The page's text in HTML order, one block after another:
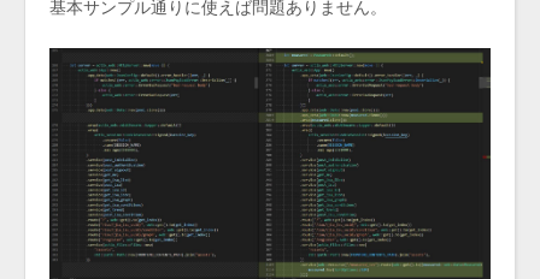
基本サンプル通りに使えば問題ありません。